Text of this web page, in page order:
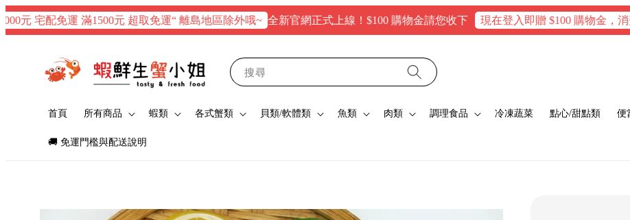
配免運 滿1500元 超取免運“ 離島地區除外哦~ 全新官網正式上線！$100 購物金請您收下 現在登入即贈 $100 購物金，消費滿
搜尋
首頁 所有商品 蝦類 各式蟹類 貝類/軟體類 魚類 肉類 調理食品 冷凍蔬菜 點心/甜點類 便
🚚 免運門檻與配送說明